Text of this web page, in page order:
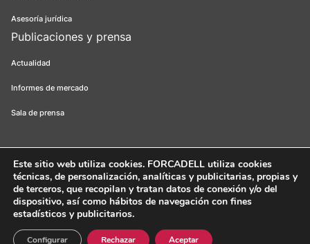
Asesoría jurídica
Publicaciones y prensa
Actualidad
Informes de mercado
Sala de prensa
Forcadell 2026 Aviso legal Política de privacidad
Política de cookies
Canal ético
FORCADELL-AICAT 163 - Pl. Universitat, 3 - 08007
Barcelona / 934 965 400
Este sitio web utiliza cookies. FORCADELL utiliza cookies
técnicas, de personalización, analíticas y publicitarias, propias y
de terceros, que recopilan y tratan datos de conexión y/o del
dispositivo, así como hábitos de navegación con fines
estadísticos y publicitarios.
Aceptar
Rechazar
Configurar